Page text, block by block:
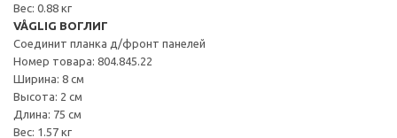
Вес: 0.88 кг
VÅGLIG ВОГЛИГ
Соединит планка д/фронт панелей
Номер товара: 804.845.22
Ширина: 8 см
Высота: 2 см
Длина: 75 см
Вес: 1.57 кг